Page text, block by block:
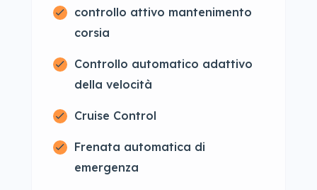
controllo attivo mantenimento
corsia
Controllo automatico adattivo
della velocità
Cruise Control
Frenata automatica di
emergenza